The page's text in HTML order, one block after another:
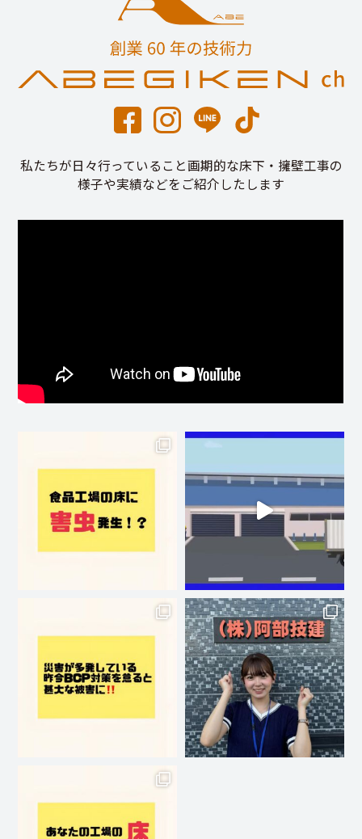
私たちが日々行っていること画期的な床下・擁壁工事の
様子や実績などをご紹介したします